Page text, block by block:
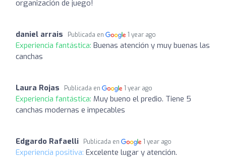
organización de juego!
daniel arrais Publicada en 1 year ago
Experiencia fantástica: Buenas atención y muy buenas las
canchas
Laura Rojas Publicada en 1 year ago
Experiencia fantástica: Muy bueno el predio. Tiene 5
canchas modernas e impecables
Edgardo Rafaelli Publicada en 1 year ago
Experiencia positiva: Excelente lugar y atención.